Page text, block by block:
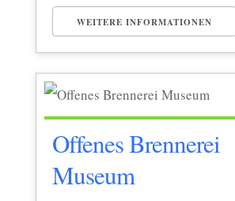
WEITERE INFORMATIONEN
Offenes Brennerei
Museum